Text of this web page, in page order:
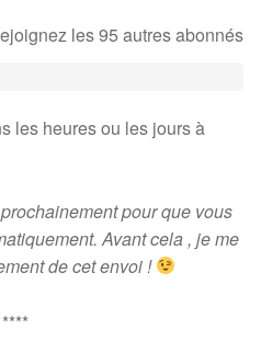
les 95 autres abonnés
les heures ou les jours à
pour que vous
Avant cela , je me
de cet envoi !
****